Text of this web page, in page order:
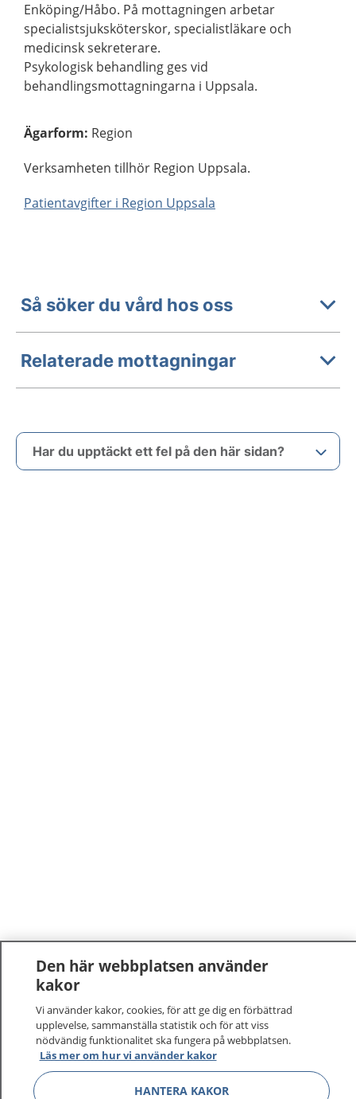
Enköping/Håbo. På mottagningen arbetar
specialistsjuksköterskor, specialistläkare och
medicinsk sekreterare.
Psykologisk behandling ges vid
behandlingsmottagningarna i Uppsala.
Ägarform: Region
Verksamheten tillhör Region Uppsala.
Patientavgifter i Region Uppsala
Så söker du vård hos oss
Relaterade mottagningar
Har du upptäckt ett fel på den här sidan?
Den här webbplatsen använder
kakor
Vi använder kakor, cookies, för att ge dig en förbättrad
upplevelse, sammanställa statistik och för att viss
nödvändig funktionalitet ska fungera på webbplatsen.
Läs mer om hur vi använder kakor
HANTERA KAKOR